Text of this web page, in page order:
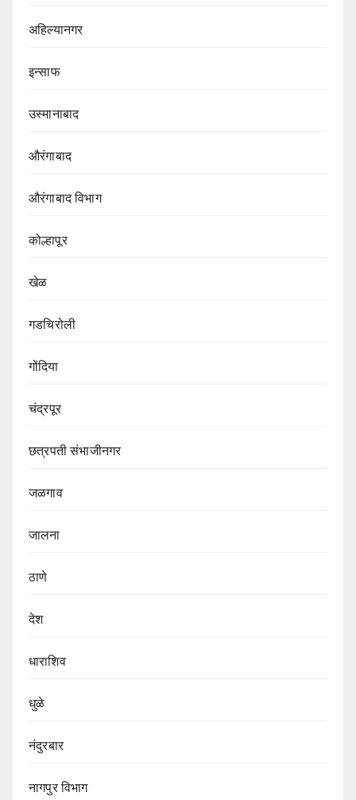
अहिल्यानगर
इन्साफ
उस्मानाबाद
औरंगाबाद
औरंगाबाद विभाग‌
कोल्हापूर
खेळ
गडचिरोली
गोंदिया
चंद्रपूर
छत्रपती संभाजीनगर
जळगाव
जालना
ठाणे
देश
धाराशिव
धुळे
नंदुरबार
नागपुर‌ विभाग‌